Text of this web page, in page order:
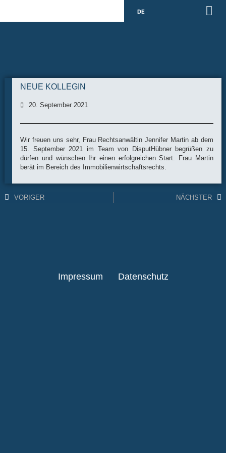
DE
NEUE KOLLEGIN
20. September 2021
Wir freuen uns sehr, Frau Rechtsanwältin Jennifer Martin ab dem
15. September 2021 im Team von DisputHübner begrüßen zu
dürfen und wünschen Ihr einen erfolgreichen Start. Frau Martin
berät im Bereich des Immobilienwirtschaftsrechts.
VORIGER NÄCHSTER
Impressum Datenschutz